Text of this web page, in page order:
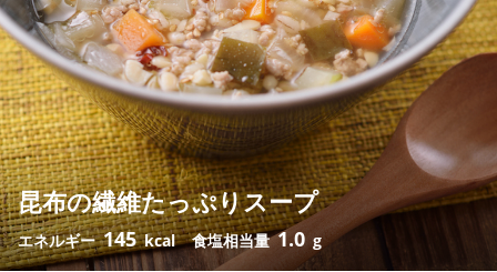
昆布の繊維たっぷりスープ
エネルギー145 kcal 食塩相当量1.0 g